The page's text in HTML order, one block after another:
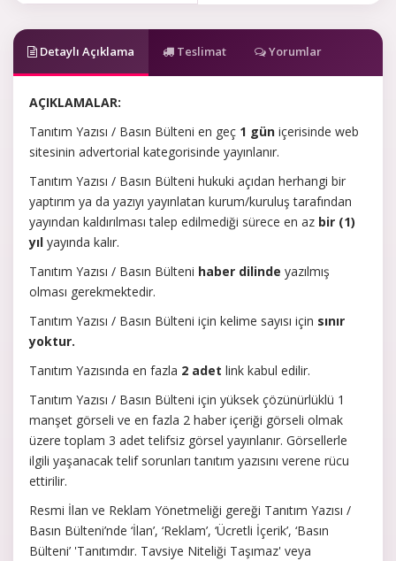
Detaylı Açıklama Teslimat Yorumlar
AÇIKLAMALAR:
Tanıtım Yazısı / Basın Bülteni en geç 1 gün içerisinde web
sitesinin advertorial kategorisinde yayınlanır.
Tanıtım Yazısı / Basın Bülteni hukuki açıdan herhangi bir
yaptırım ya da yazıyı yayınlatan kurum/kuruluş tarafından
yayından kaldırılması talep edilmediği sürece en az bir (1)
yıl yayında kalır.
Tanıtım Yazısı / Basın Bülteni haber dilinde yazılmış
olması gerekmektedir.
Tanıtım Yazısı / Basın Bülteni için kelime sayısı için sınır
yoktur.
Tanıtım Yazısında en fazla 2 adet link kabul edilir.
Tanıtım Yazısı / Basın Bülteni için yüksek çözünürlüklü 1
manşet görseli ve en fazla 2 haber içeriği görseli olmak
üzere toplam 3 adet telifsiz görsel yayınlanır. Görsellerle
ilgili yaşanacak telif sorunları tanıtım yazısını verene rücu
ettirilir.
Resmi İlan ve Reklam Yönetmeliği gereği Tanıtım Yazısı /
Basın Bülteni’nde ‘İlan’, ‘Reklam’, ‘Ücretli İçerik’, ‘Basın
Bülteni’ 'Tanıtımdır. Tavsiye Niteliği Taşımaz' veya